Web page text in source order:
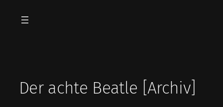
Inhalt
Der achte Beatle [Archiv]